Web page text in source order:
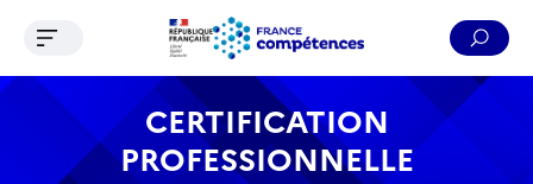
Contenu Recherche Menu Pied de page
Ouvrir le menu de navigation
CERTIFICATION
PROFESSIONNELLE